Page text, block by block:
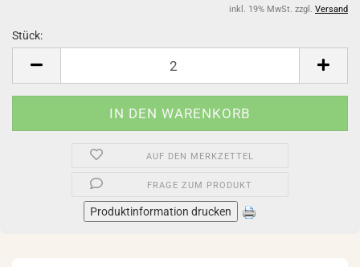
inkl. 19% MwSt. zzgl. Versand
Stück:
AUF DEN MERKZETTEL
FRAGE ZUM PRODUKT
Produktinformation drucken